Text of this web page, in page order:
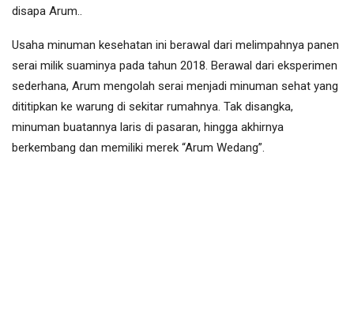
disapa Arum..
Usaha minuman kesehatan ini berawal dari melimpahnya panen
serai milik suaminya pada tahun 2018. Berawal dari eksperimen
sederhana, Arum mengolah serai menjadi minuman sehat yang
dititipkan ke warung di sekitar rumahnya. Tak disangka,
minuman buatannya laris di pasaran, hingga akhirnya
berkembang dan memiliki merek “Arum Wedang”.